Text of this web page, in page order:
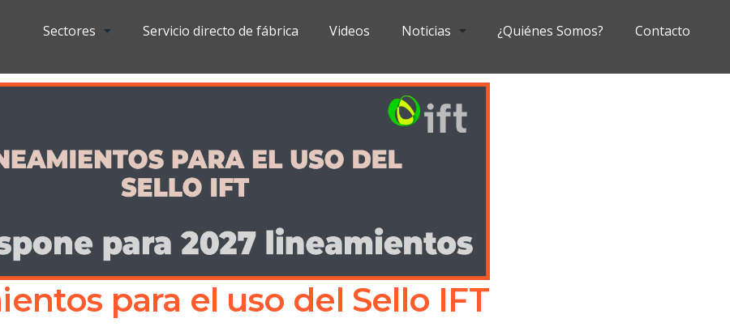
Sectores Servicio directo de fábrica Videos Noticias ¿Quiénes Somos? Contacto
para el uso del Sello IFT